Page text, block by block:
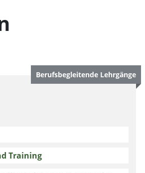
Training
Berufsbegleitende Lehrgänge